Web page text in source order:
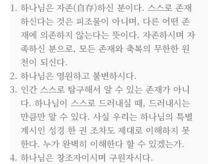
하나님은 자존(自存)하신 분이다. 스스로 존재
하신다는 것은 피조물이 아니며, 다른 어떤 존
재에 의존하지 않는다는 뜻이다. 자존하시며 자
족하신 분으로, 모든 존재와 축복의 무한한 원
천이 되신다.
하나님은 영원하고 불변하시다.
인간 스스로 탐구해서 알 수 있는 존재가 아니
다. 하나님이 스스로 드러내실 때, 드러내시는
만큼만 알 수 있다. 사실 우리는 하나님의 특별
계시인 성경 한 권 조차도 제대로 이해하지 못
한다. 누가 완벽히 이해한다 할 수 있겠는가.
하나님은 창조자이시며 구원자시다.